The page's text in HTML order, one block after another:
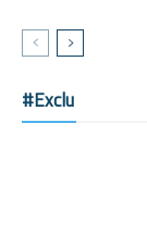
#Exclu